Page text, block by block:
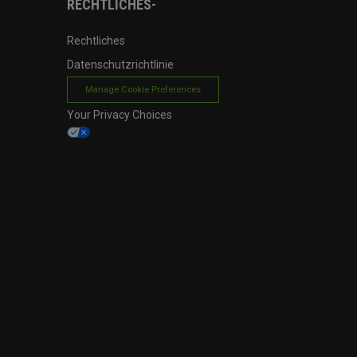
RECHTLICHES-
Rechtliches
Datenschutzrichtlinie
Manage Cookie Preferences
Your Privacy Choices